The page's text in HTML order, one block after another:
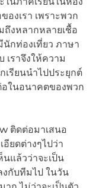
งเรา เพราะพวก
ถึงหลากหลายเชื้อ
กท่องเที่ยว ภาษา
เราจึงให้ความ
รียนนำไปประยุกต์
ในอนาคตของพวก
ติดต่อมาเสนอ
ยดต่างๆไปว่า
นแล้วว่าจะเป็น
งกับทีมไป ในวัน